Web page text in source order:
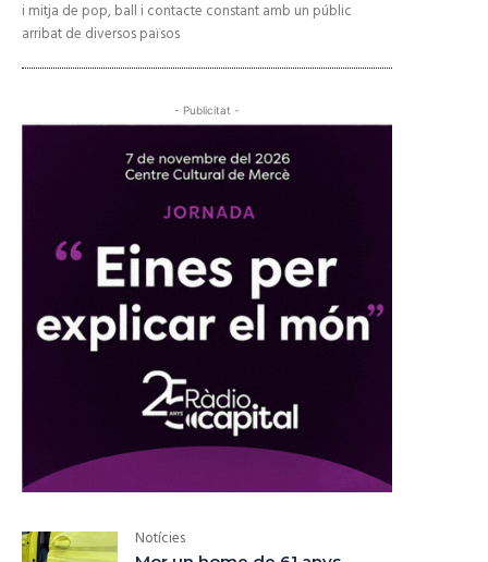
i mitja de pop, ball i contacte constant amb un públic
arribat de diversos països
- Publicitat -
Notícies